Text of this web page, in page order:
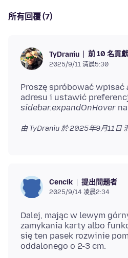
所有回覆 (7)
TyDraniu 前 10 名貢
2025/9/11 清晨5:30
Proszę spróbować wpisać
adresu i ustawić
sidebar.expandOnHoverna
由 TyDraniu 於2025年9月11日
Cencik 提出問題者
2025/9/14 凌晨2:34
Dalej, mając w lewym
zamykania karty albo
się ten pasek rozwinie